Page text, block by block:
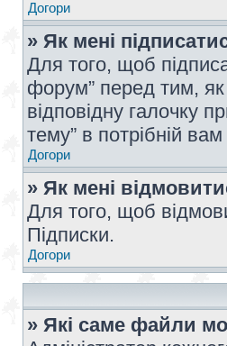
Догори
» Як мені
Для того, щоб
форум” перед тим,
відповідну галочку
тему” в потрібній вам
Догори
» Як мені
Для того, щоб
Підписки.
Догори
» Які саме файли